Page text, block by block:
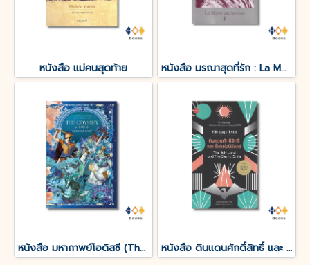
หนังสือ แม่คนสุดท้าย หนังสือ มรณาสุดที่รัก : La Morte amoureuse
หนังสือ มหากาพย์โอดิสซี (The Odyssey of Homer) หนังสือ ดินแดนศักดิ์สิทธิ์ และ ยิ้มแห่งนิรันดร์